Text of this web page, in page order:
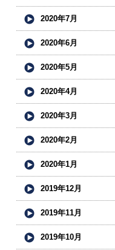
2020年7月
2020年6月
2020年5月
2020年4月
2020年3月
2020年2月
2020年1月
2019年12月
2019年11月
2019年10月